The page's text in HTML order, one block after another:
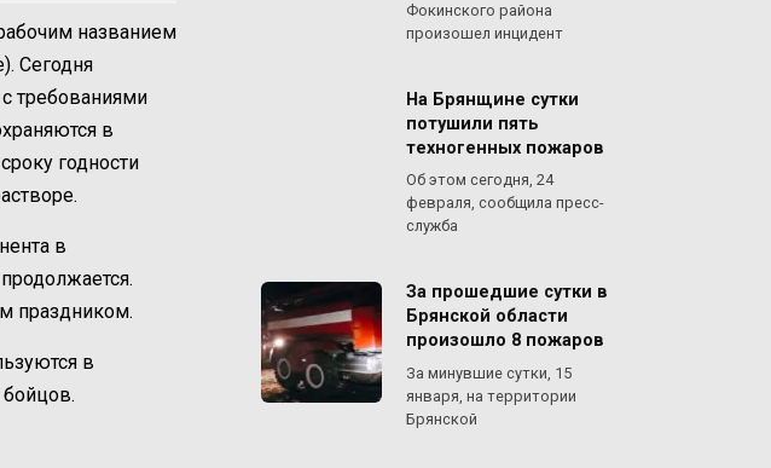
названием
Сегодня
требованиями
в
годности
в
праздником.
в
Фокинского района
произошел инцидент
На Брянщине сутки
потушили пять
техногенных пожаров
Об этом сегодня, 24
февраля, сообщила пресс-
служба
За прошедшие сутки в
Брянской области
произошло 8 пожаров
За минувшие сутки, 15
января, на территории
Брянской